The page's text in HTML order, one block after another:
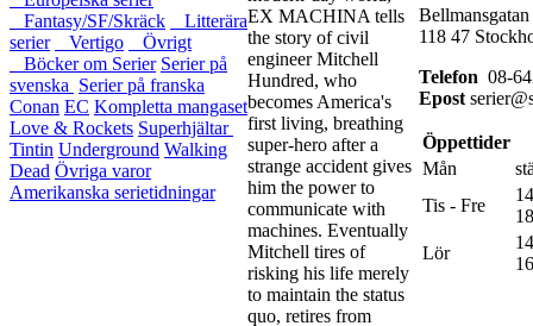
Fantasy/SF/Skräck
Litterära
serier
Vertigo
Övrigt
Böcker om Serier Serier på
svenska Serier på franska
Conan EC Kompletta mangaset
Love & Rockets Superhjältar
Tintin Underground Walking
Dead Övriga varor
Amerikanska serietidningar
EX MACHINA tells
the story of civil
engineer Mitchell
Hundred, who
becomes America's
first living, breathing
super-hero after a
strange accident gives
him the power to
communicate with
machines. Eventually
Mitchell tires of
risking his life merely
to maintain the status
quo, retires from
Bellmansgatan
118 47
Telefon 08-
Epost
Öppettider
Mån
Tis - Fre
Lör